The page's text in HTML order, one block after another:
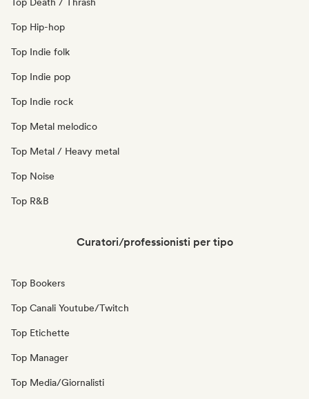
Top Hip-hop
Top Indie folk
Top Indie pop
Top Indie rock
Top Metal melodico
Top Metal / Heavy metal
Top Noise
Top R&B
Curatori/professionisti per tipo
Top Bookers
Top Canali Youtube/Twitch
Top Etichette
Top Manager
Top Media/Giornalisti